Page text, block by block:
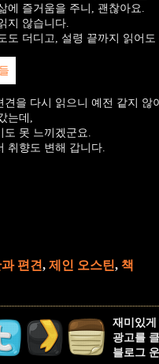
에 즐거움을 주니, 괜찮아요.
지 않습니다.
도 더디고, 설령 끝까지 읽어
견을 다시 읽으니 예전 같지 않
는데,
도 못 느끼겠군요.
취향도 변해 갑니다.
편견, 제인 오스틴, 책
재미있
광고를
블로그